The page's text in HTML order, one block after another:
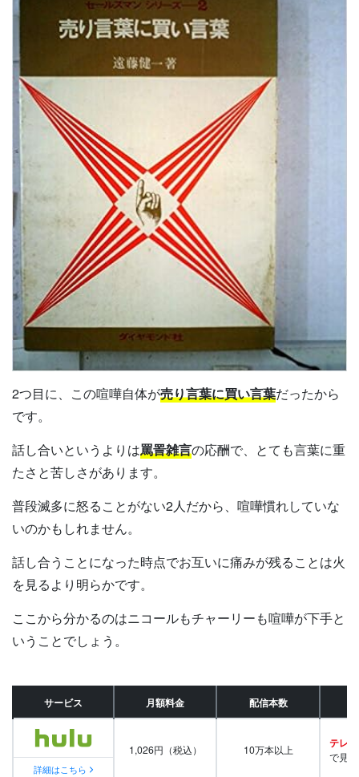
2つ目に、この喧嘩自体が売り言葉に買い言葉だったから
です。
話し合いというよりは罵詈雑言の応酬で、とても言葉に重
たさと苦しさがあります。
普段滅多に怒ることがない2人だから、喧嘩慣れしていな
いのかもしれません。
話し合うことになった時点でお互いに痛みが残ることは火
を見るより明らかです。
ここから分かるのはニコールもチャーリーも喧嘩が下手と
いうことでしょう。
サービス 月額料金 配信本数
詳細はこちら
1,026円（税込） 10万本以上 テレビ
で見